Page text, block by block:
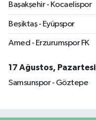
Başakşehir - Kocaelispor
Beşiktaş - Eyüpspor
Amed - Erzurumspor FK
17 Ağustos, Pazartesi
Samsunspor - Göztepe